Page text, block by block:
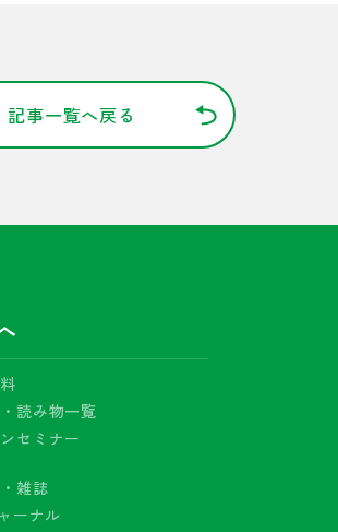
記事一覧へ戻る
読み物一覧
セミナー
雑誌
ーナル